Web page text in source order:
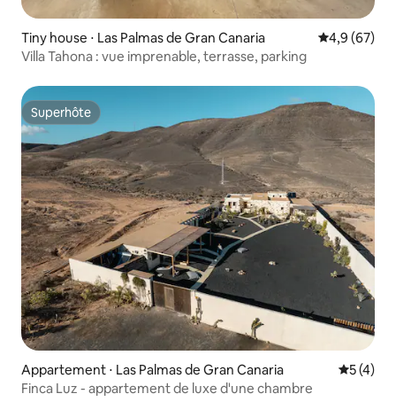
Tiny house ⋅ Las Palmas de Gran Canaria Évaluation
4,9 (67)
Villa Tahona : vue imprenable, terrasse, parking
Superhôte
Superhôte
Appartement ⋅ Las Palmas de Gran Canaria
5 (4)
Finca Luz - appartement de luxe d'une chambre